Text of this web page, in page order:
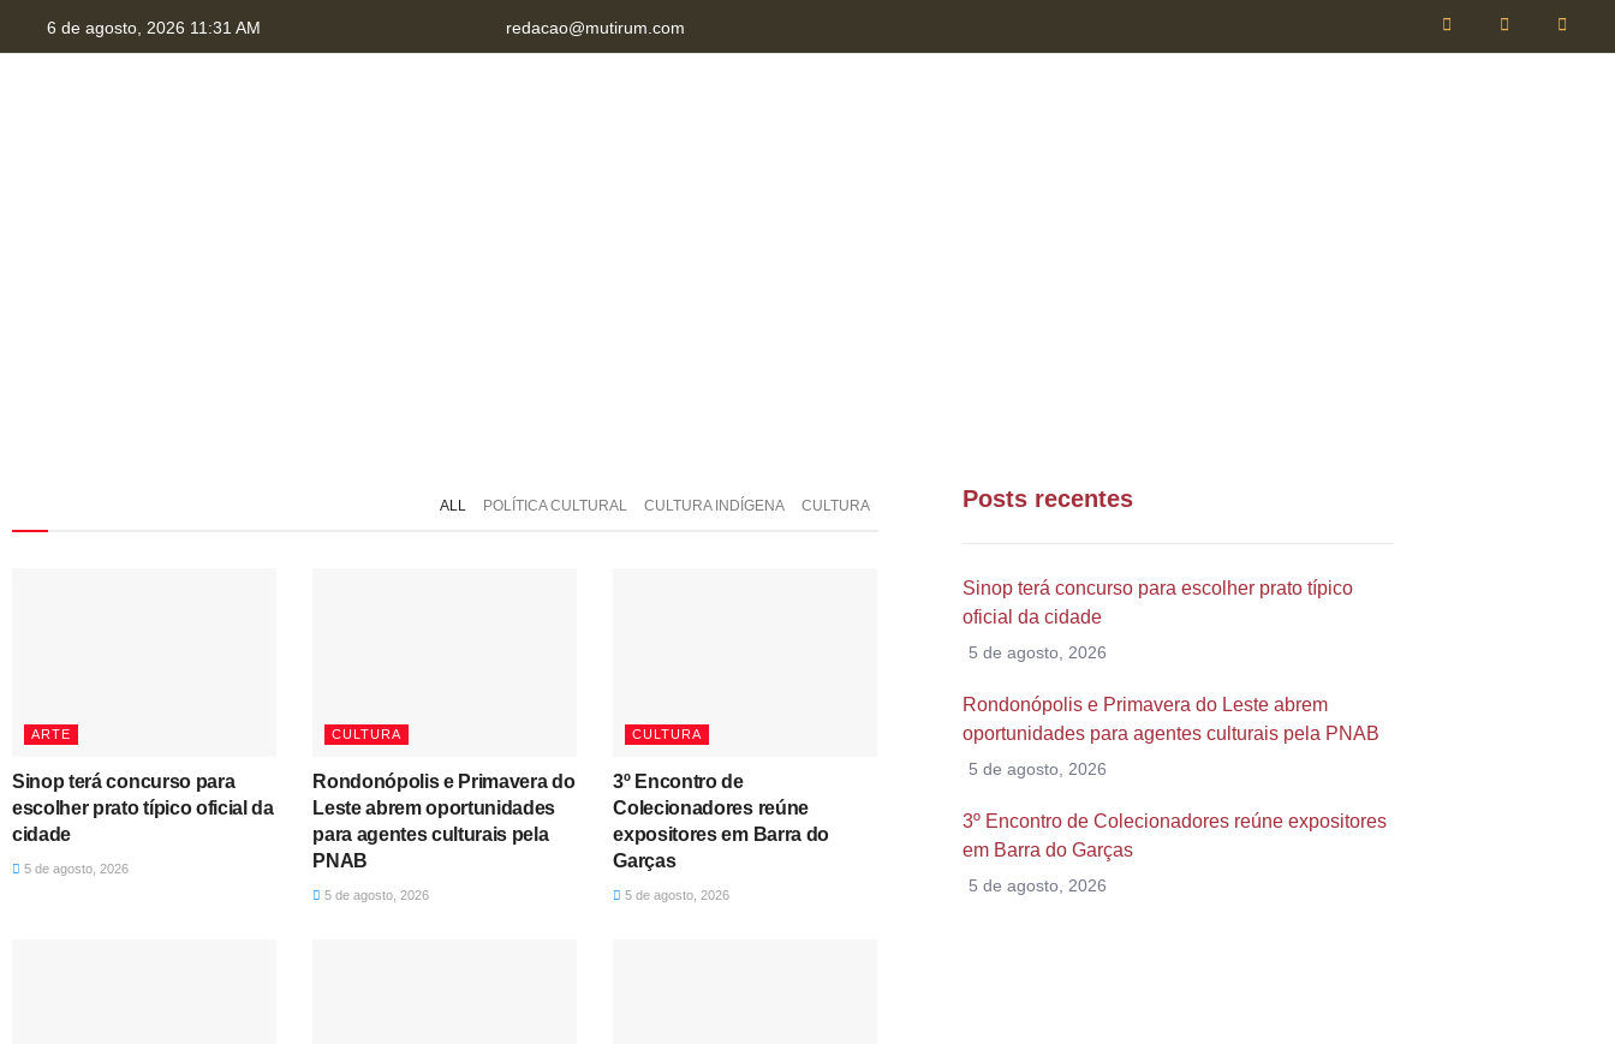
6 de agosto, 2026 11:31 AM redacao@mutirum.com
ALL POLÍTICA CULTURAL CULTURA INDÍGENA CULTURA
ARTE
Sinop terá concurso para
escolher prato típico oficial da
cidade
5 de agosto, 2026
CULTURA
Rondonópolis e Primavera do
Leste abrem oportunidades
para agentes culturais pela
PNAB
5 de agosto, 2026
CULTURA
3º Encontro de
Colecionadores reúne
expositores em Barra do
Garças
5 de agosto, 2026
Posts recentes
Sinop terá concurso para escolher prato típico
oficial da cidade
5 de agosto, 2026
Rondonópolis e Primavera do Leste abrem
oportunidades para agentes culturais pela PNAB
5 de agosto, 2026
3º Encontro de Colecionadores reúne expositores
em Barra do Garças
5 de agosto, 2026